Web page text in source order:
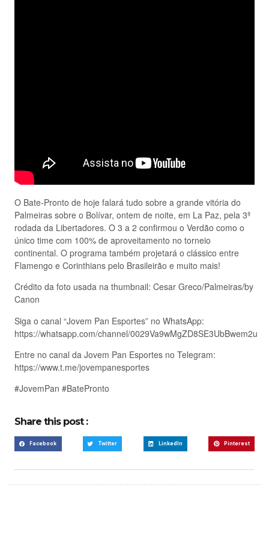
O Bate-Pronto de hoje falará tudo sobre a grande vitória do
Palmeiras sobre o Bolívar, ontem de noite, em La Paz, pela 3ª
rodada da Libertadores. O 3 a 2 confirmou o Verdão como o
único time com 100% de aproveitamento no torneio
continental. O programa também projetará o clássico entre
Flamengo e Corinthians pelo Brasileirão e muito mais!
Crédito da foto usada na thumbnail: Cesar Greco/Palmeiras/by
Canon
Siga o canal “Jovem Pan Esportes” no WhatsApp:
https://whatsapp.com/channel/0029Va9wMgZD8SE3UbBwem2u
Entre no canal da Jovem Pan Esportes no Telegram:
https://www.t.me/jovempanesportes
#JovemPan #BatePronto
Share this post :
Facebook Twitter LinkedIn Pinterest